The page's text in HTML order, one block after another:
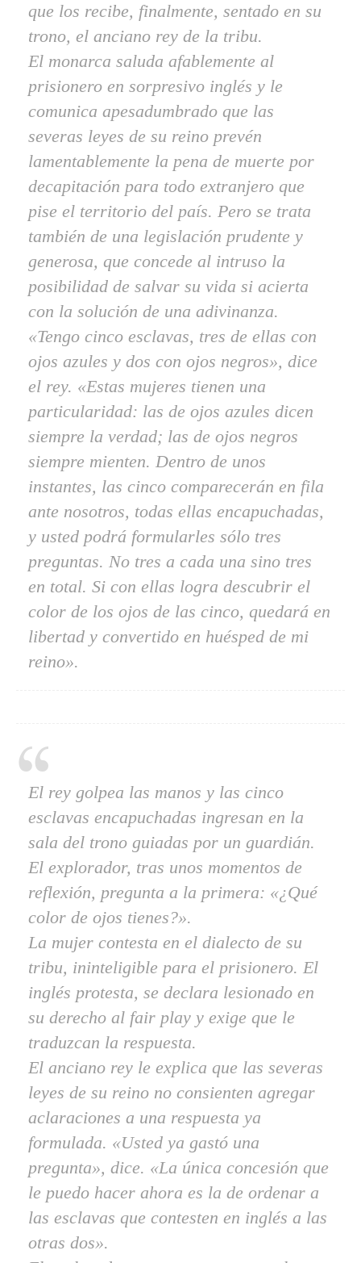
que los recibe, finalmente, sentado en su
trono, el anciano rey de la tribu.
El monarca saluda afablemente al
prisionero en sorpresivo inglés y le
comunica apesadumbrado que las
severas leyes de su reino prevén
lamentablemente la pena de muerte por
decapitación para todo extranjero que
pise el territorio del país. Pero se trata
también de una legislación prudente y
generosa, que concede al intruso la
posibilidad de salvar su vida si acierta
con la solución de una adivinanza.
«Tengo cinco esclavas, tres de ellas con
ojos azules y dos con ojos negros», dice
el rey. «Estas mujeres tienen una
particularidad: las de ojos azules dicen
siempre la verdad; las de ojos negros
siempre mienten. Dentro de unos
instantes, las cinco comparecerán en fila
ante nosotros, todas ellas encapuchadas,
y usted podrá formularles sólo tres
preguntas. No tres a cada una sino tres
en total. Si con ellas logra descubrir el
color de los ojos de las cinco, quedará en
libertad y convertido en huésped de mi
reino».
El rey golpea las manos y las cinco
esclavas encapuchadas ingresan en la
sala del trono guiadas por un guardián.
El explorador, tras unos momentos de
reflexión, pregunta a la primera: «¿Qué
color de ojos tienes?».
La mujer contesta en el dialecto de su
tribu, ininteligible para el prisionero. El
inglés protesta, se declara lesionado en
su derecho al fair play y exige que le
traduzcan la respuesta.
El anciano rey le explica que las severas
leyes de su reino no consienten agregar
aclaraciones a una respuesta ya
formulada. «Usted ya gastó una
pregunta», dice. «La única concesión que
le puedo hacer ahora es la de ordenar a
las esclavas que contesten en inglés a las
otras dos».